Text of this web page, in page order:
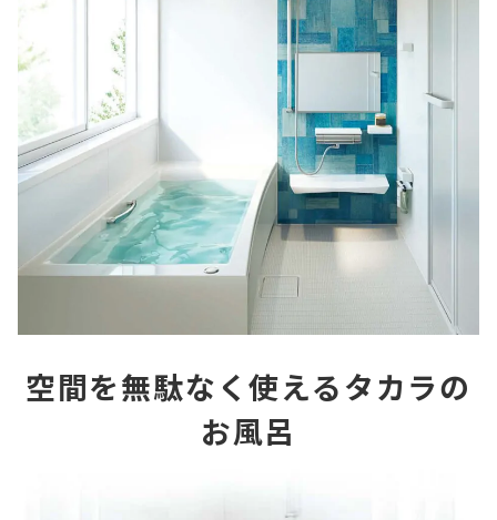
空間を無駄なく使えるタカラの
お風呂